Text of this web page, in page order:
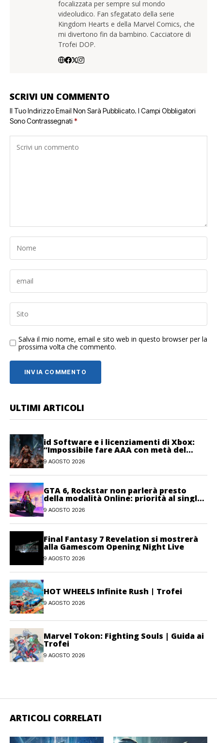
focalizzata per sempre sul mondo
videoludico. Fan sfegatato della serie
Kingdom Hearts e della Marvel Comics, che
mi divertono fin da bambino. Cacciatore di
Trofei DOP.
SCRIVI UN COMMENTO
Il Tuo Indirizzo Email Non Sarà Pubblicato. I Campi Obbligatori
Sono Contrassegnati *
Salva il mio nome, email e sito web in questo browser per la
prossima volta che commento.
ULTIMI ARTICOLI
id Software e i licenziamenti di Xbox:
“Impossibile fare AAA con metà del
personale”
9 AGOSTO 2026
GTA 6, Rockstar non parlerà presto
della modalità Online: priorità al single-
player
9 AGOSTO 2026
Final Fantasy 7 Revelation si mostrerà
alla Gamescom Opening Night Live
9 AGOSTO 2026
HOT WHEELS Infinite Rush | Trofei
9 AGOSTO 2026
Marvel Tokon: Fighting Souls | Guida ai
Trofei
9 AGOSTO 2026
ARTICOLI CORRELATI